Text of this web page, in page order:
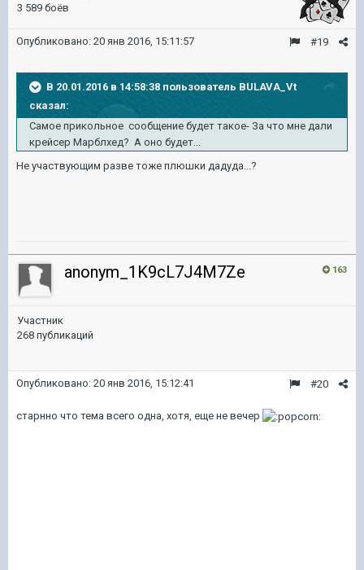
3 589 боёв
#19
Опубликовано: 20 янв 2016, 15:11:57
В 20.01.2016 в 14:58:38 пользователь BULAVA_Vt
сказал:
Самое прикольное сообщение будет такое- За что мне дали
крейсер Марблхед? А оно будет...
Не участвующим разве тоже плюшки дадуда...?
163
anonym_1K9cL7J4M7Ze
Участник
268 публикаций
#20
Опубликовано: 20 янв 2016, 15:12:41
старнно что тема всего одна, хотя, еще не вечер